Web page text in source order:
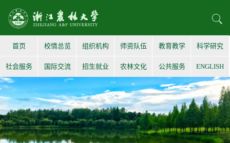
首页 校情总览 组织机构 师资队伍 教育教学 科学研究
社会服务 国际交流 招生就业 农林文化 公共服务 ENGLISH